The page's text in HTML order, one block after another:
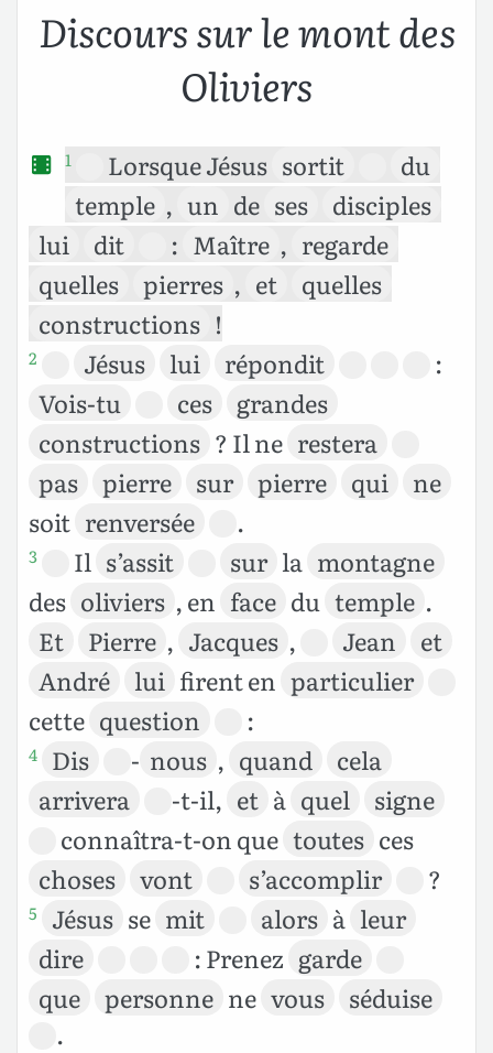
Discours sur le mont des
Oliviers
1 Lorsque Jésus sortit
du
temple , un de ses
disciples
lui
dit : Maître , regarde
quelles
pierres , et
quelles
constructions !
2 Jésus lui répondit
:
Vois-tu
ces
grandes
constructions ? Il ne restera
pas
pierre sur pierre qui
ne
soit renversée .
3 Il s’assit sur la montagne
des oliviers , en face du temple .
Et
Pierre , Jacques , Jean
et
André
lui firent en particulier
cette question :
4 Dis - nous , quand
cela
arrivera
-t-il, et à quel
signe
connaîtra-t-on que toutes ces
choses
vont s’accomplir ?
5 Jésus se mit alors à leur
dire
: Prenez garde
que
personne ne vous
séduise
.